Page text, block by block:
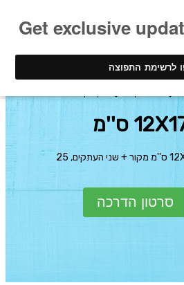
הדפסת פנקסי קבלות בגודל 12X17 ס''מ מקור + שני העתקים, 25
סרטון הדרכה